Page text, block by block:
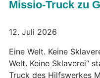
Missio-Truck zu
12. Juli 2026
Eine Welt. Keine
Welt. Keine Sklaverei“
Truck des Hilfswerkes